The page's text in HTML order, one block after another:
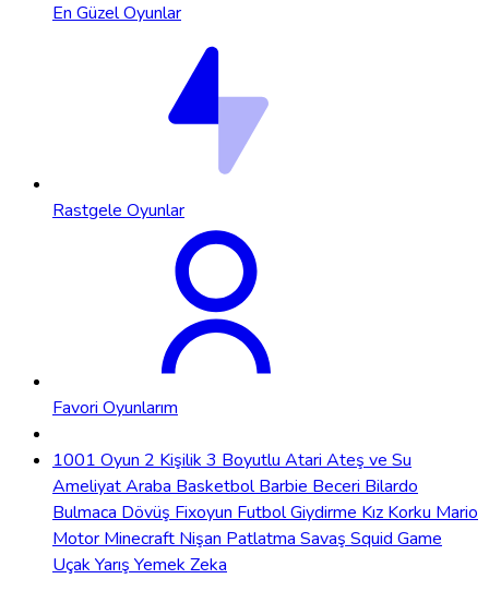
En Güzel Oyunlar
Rastgele Oyunlar
Favori Oyunlarım
1001 Oyun 2 Kişilik 3 Boyutlu Atari Ateş ve Su
AmeliyatAraba BasketbolBarbie Beceri Bilardo
Bulmaca Dövüş Fixoyun FutbolGiydirme Kız Korku Mario
Motor Minecraft Nişan Patlatma Savaş Squid Game
Uçak Yarış Yemek Zeka